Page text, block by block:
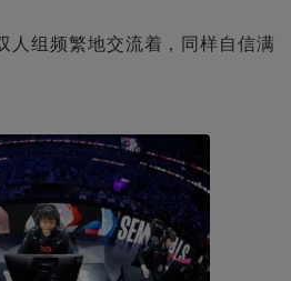
人组频繁地交流着，同样自信满